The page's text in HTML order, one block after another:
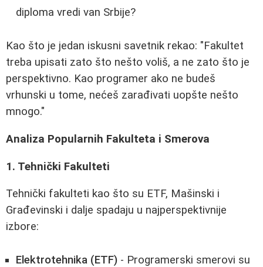
diploma vredi van Srbije?
Kao što je jedan iskusni savetnik rekao: "Fakultet
treba upisati zato što nešto voliš, a ne zato što je
perspektivno. Kao programer ako ne budeš
vrhunski u tome, nećeš zarađivati uopšte nešto
mnogo."
Analiza Popularnih Fakulteta i Smerova
1. Tehnički Fakulteti
Tehnički fakulteti kao što su ETF, Mašinski i
Građevinski i dalje spadaju u najperspektivnije
izbore:
Elektrotehnika (ETF) - Programerski smerovi su